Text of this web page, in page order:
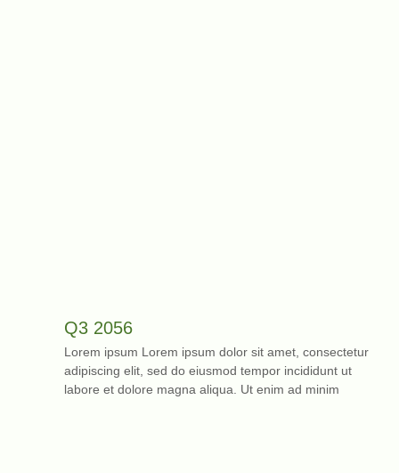
Q3 2056
Lorem ipsum Lorem ipsum dolor sit amet, consectetur
adipiscing elit, sed do eiusmod tempor incididunt ut
labore et dolore magna aliqua. Ut enim ad minim